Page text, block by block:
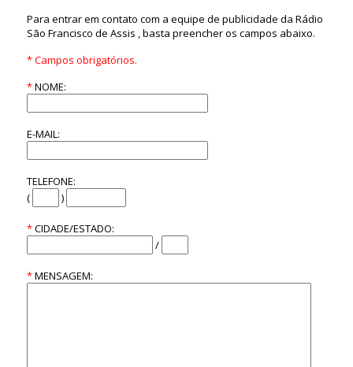
Para entrar em contato com a equipe de publicidade da Rádio
São Francisco de Assis , basta preencher os campos abaixo.
* Campos obrigatórios.
*NOME:
E-MAIL:
TELEFONE:
(
)
*CIDADE/ESTADO:
/
*MENSAGEM: